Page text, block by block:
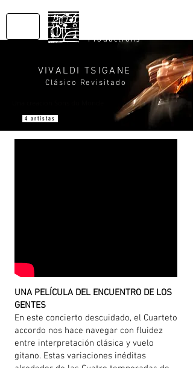
Productions
VIVALDI TSIGANE
Clásico Revisitado
4 artistas
UNA PELÍCULA DEL ENCUENTRO DE LOS
GENTES
En este concierto descuidado, el Cuarteto
accordo nos hace navegar con fluidez
entre interpretación clásica y vuelo
gitano. Estas variaciones inéditas